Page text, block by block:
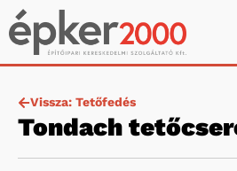
Vissza: Tetőfedés
Tondach